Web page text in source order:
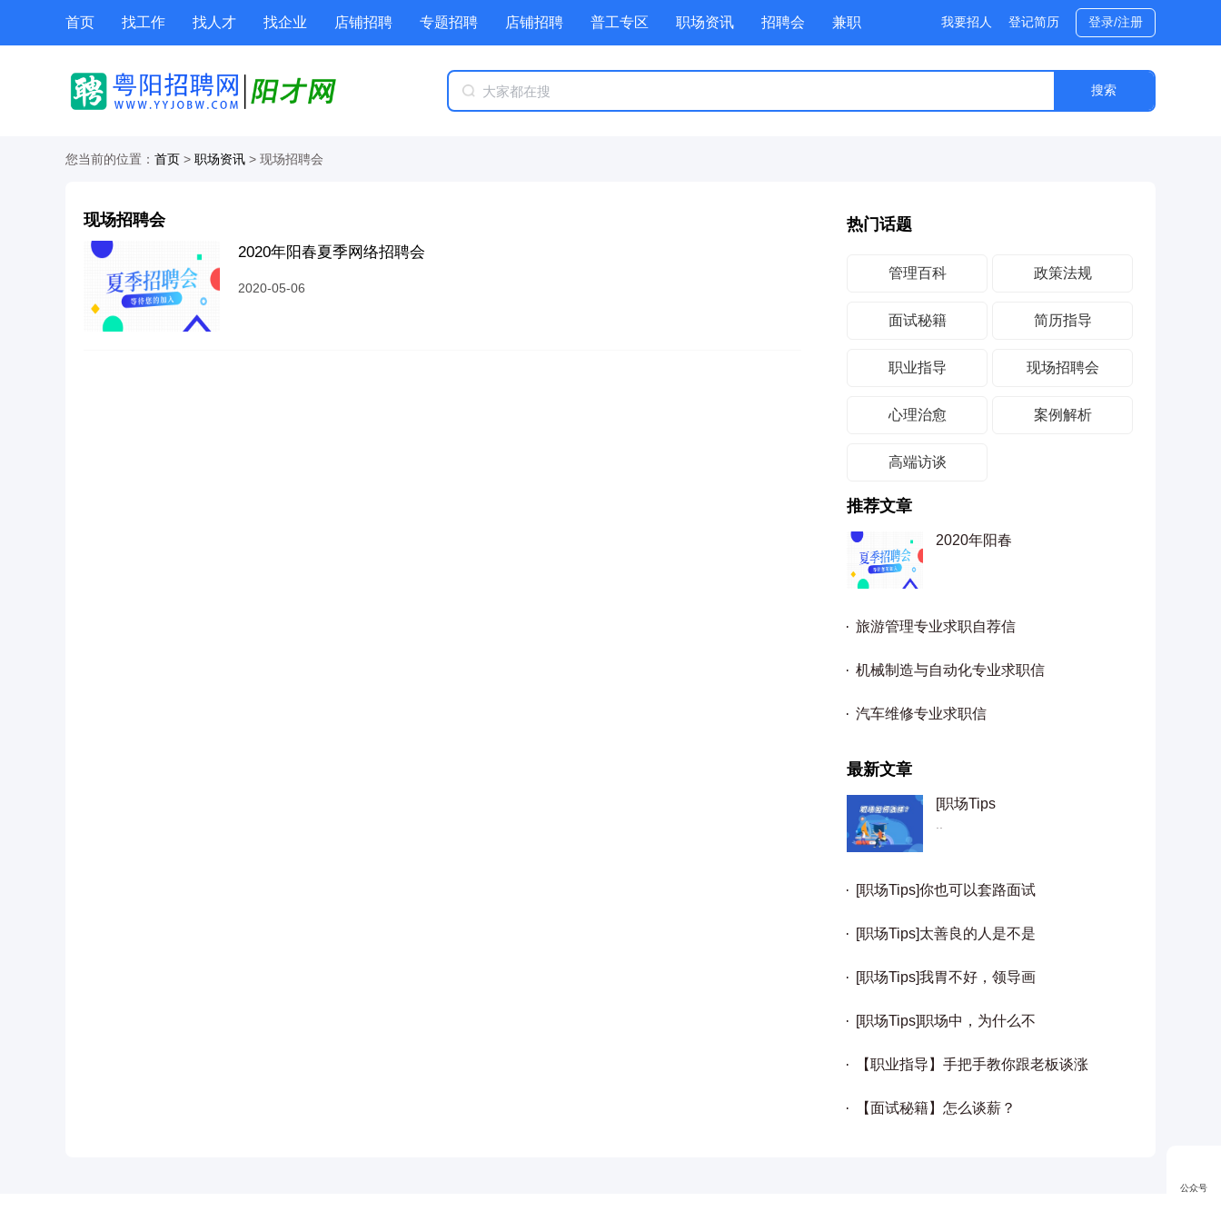
首页 找工作 找人才 找企业 店铺招聘 专题招聘 店铺招聘 普工专区 职场资讯 招聘会 兼职 我要招人 登记简历 登录/注册
您当前的位置： 首页 > 职场资讯 > 现场招聘会
现场招聘会
2020年阳春夏季网络招聘会
2020-05-06
热门话题
管理百科 政策法规
面试秘籍 简历指导
职业指导 现场招聘会
心理治愈 案例解析
高端访谈
推荐文章
2020年阳春
旅游管理专业求职自荐信
机械制造与自动化专业求职信
汽车维修专业求职信
最新文章
[职场Tips
[职场Tips]你也可以套路面试
[职场Tips]太善良的人是不是
[职场Tips]我胃不好，领导画
[职场Tips]职场中，为什么不
【职业指导】手把手教你跟老板谈涨
【面试秘籍】怎么谈薪？
公众号